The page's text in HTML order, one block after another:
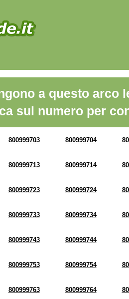
a questo arco
sul numero per
800999703 800999704
800999713 800999714
800999723 800999724
800999733 800999734
800999743 800999744
800999753 800999754
800999763 800999764